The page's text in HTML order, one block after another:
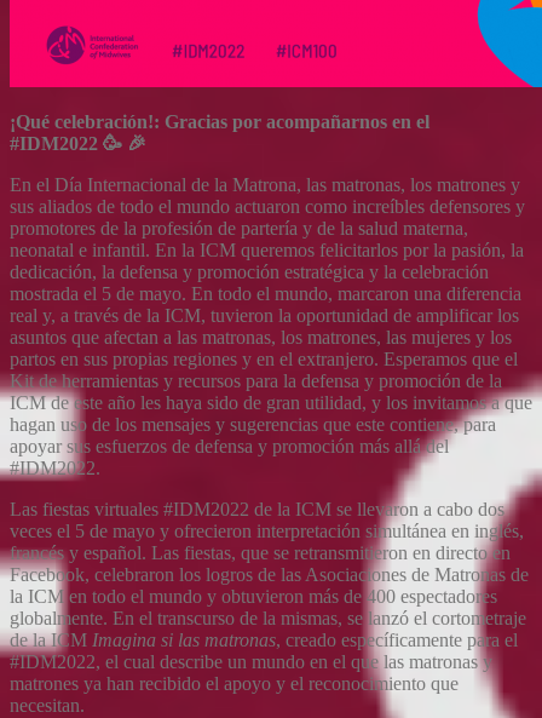
¡Qué celebración!: Gracias por acompañarnos en el
#IDM2022 🥳 🎉
En el Día Internacional de la Matrona, las matronas, los matrones y
sus aliados de todo el mundo actuaron como increíbles defensores y
promotores de la profesión de partería y de la salud materna,
neonatal e infantil. En la ICM queremos felicitarlos por la pasión, la
dedicación, la defensa y promoción estratégica y la celebración
mostrada el 5 de mayo. En todo el mundo, marcaron una diferencia
real y, a través de la ICM, tuvieron la oportunidad de amplificar los
asuntos que afectan a las matronas, los matrones, las mujeres y los
partos en sus propias regiones y en el extranjero. Esperamos que el
Kit de herramientas y recursos para la defensa y promoción de la
ICM de este año les haya sido de gran utilidad, y los invitamos a que
hagan uso de los mensajes y sugerencias que este contiene, para
apoyar sus esfuerzos de defensa y promoción más allá del
#IDM2022.
Las fiestas virtuales #IDM2022 de la ICM se llevaron a cabo dos
veces el 5 de mayo y ofrecieron interpretación simultánea en inglés,
francés y español. Las fiestas, que se retransmitieron en directo en
Facebook, celebraron los logros de las Asociaciones de Matronas de
la ICM en todo el mundo y obtuvieron más de 400 espectadores
globalmente. En el transcurso de la mismas, se lanzó el cortometraje
de la ICM Imagina si las matronas, creado específicamente para el
#IDM2022, el cual describe un mundo en el que las matronas y
matrones ya han recibido el apoyo y el reconocimiento que
necesitan.